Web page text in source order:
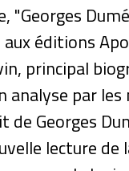
"Georges
éditions
principal
analyse par
de Georges
lecture de